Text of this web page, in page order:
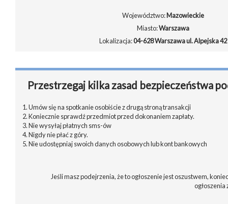
Województwo:Mazowieckie
Miasto:Warszawa
Lokalizacja:04-628 Warszawa ul. Alpejska 42
Przestrzegaj kilka zasad bezpieczeństwa
1. Umów się na spotkanie osobiście z drugą stroną transakcji
2. Koniecznie sprawdź przedmiot przed dokonaniem zapłaty.
3. Nie wysyłaj płatnych sms-ów
4. Nigdy nie płać z góry.
5. Nie udostępniaj swoich danych osobowych lub kont bankowych
Jeśli masz podejrzenia, że to ogłoszenie jest oszustwem,